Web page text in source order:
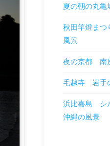
夏の朝の丸
秋田竿燈ま
風景
夜の京都 南
毛越寺 岩手
浜比嘉島 シ
沖縄の風景